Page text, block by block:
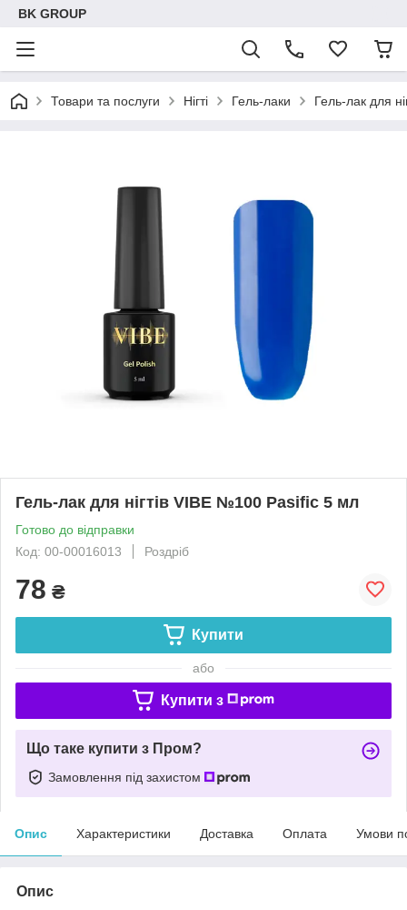
BK GROUP
Товари та послуги Нігті Гель-лаки Гель-лак для
Гель-лак для нігтів VIBE №100 Pasific 5 мл
Готово до відправки
Код: 00-00016013
Роздріб
78 ₴
Купити
або
Купити з
Що таке купити з Пром?
Замовлення під захистом
Опис Характеристики Доставка Оплата Умови
Опис